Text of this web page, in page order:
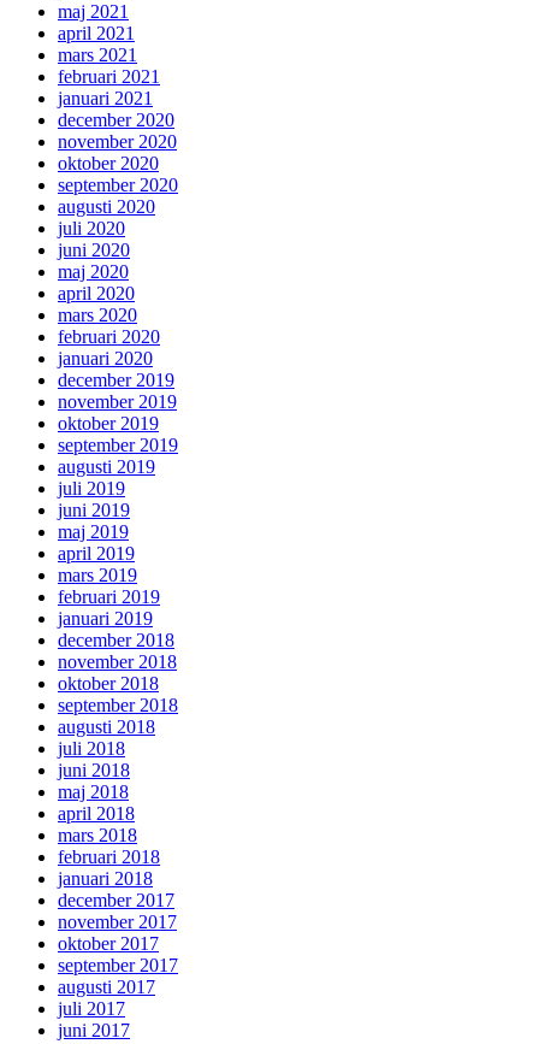
maj 2021
april 2021
mars 2021
februari 2021
januari 2021
december 2020
november 2020
oktober 2020
september 2020
augusti 2020
juli 2020
juni 2020
maj 2020
april 2020
mars 2020
februari 2020
januari 2020
december 2019
november 2019
oktober 2019
september 2019
augusti 2019
juli 2019
juni 2019
maj 2019
april 2019
mars 2019
februari 2019
januari 2019
december 2018
november 2018
oktober 2018
september 2018
augusti 2018
juli 2018
juni 2018
maj 2018
april 2018
mars 2018
februari 2018
januari 2018
december 2017
november 2017
oktober 2017
september 2017
augusti 2017
juli 2017
juni 2017